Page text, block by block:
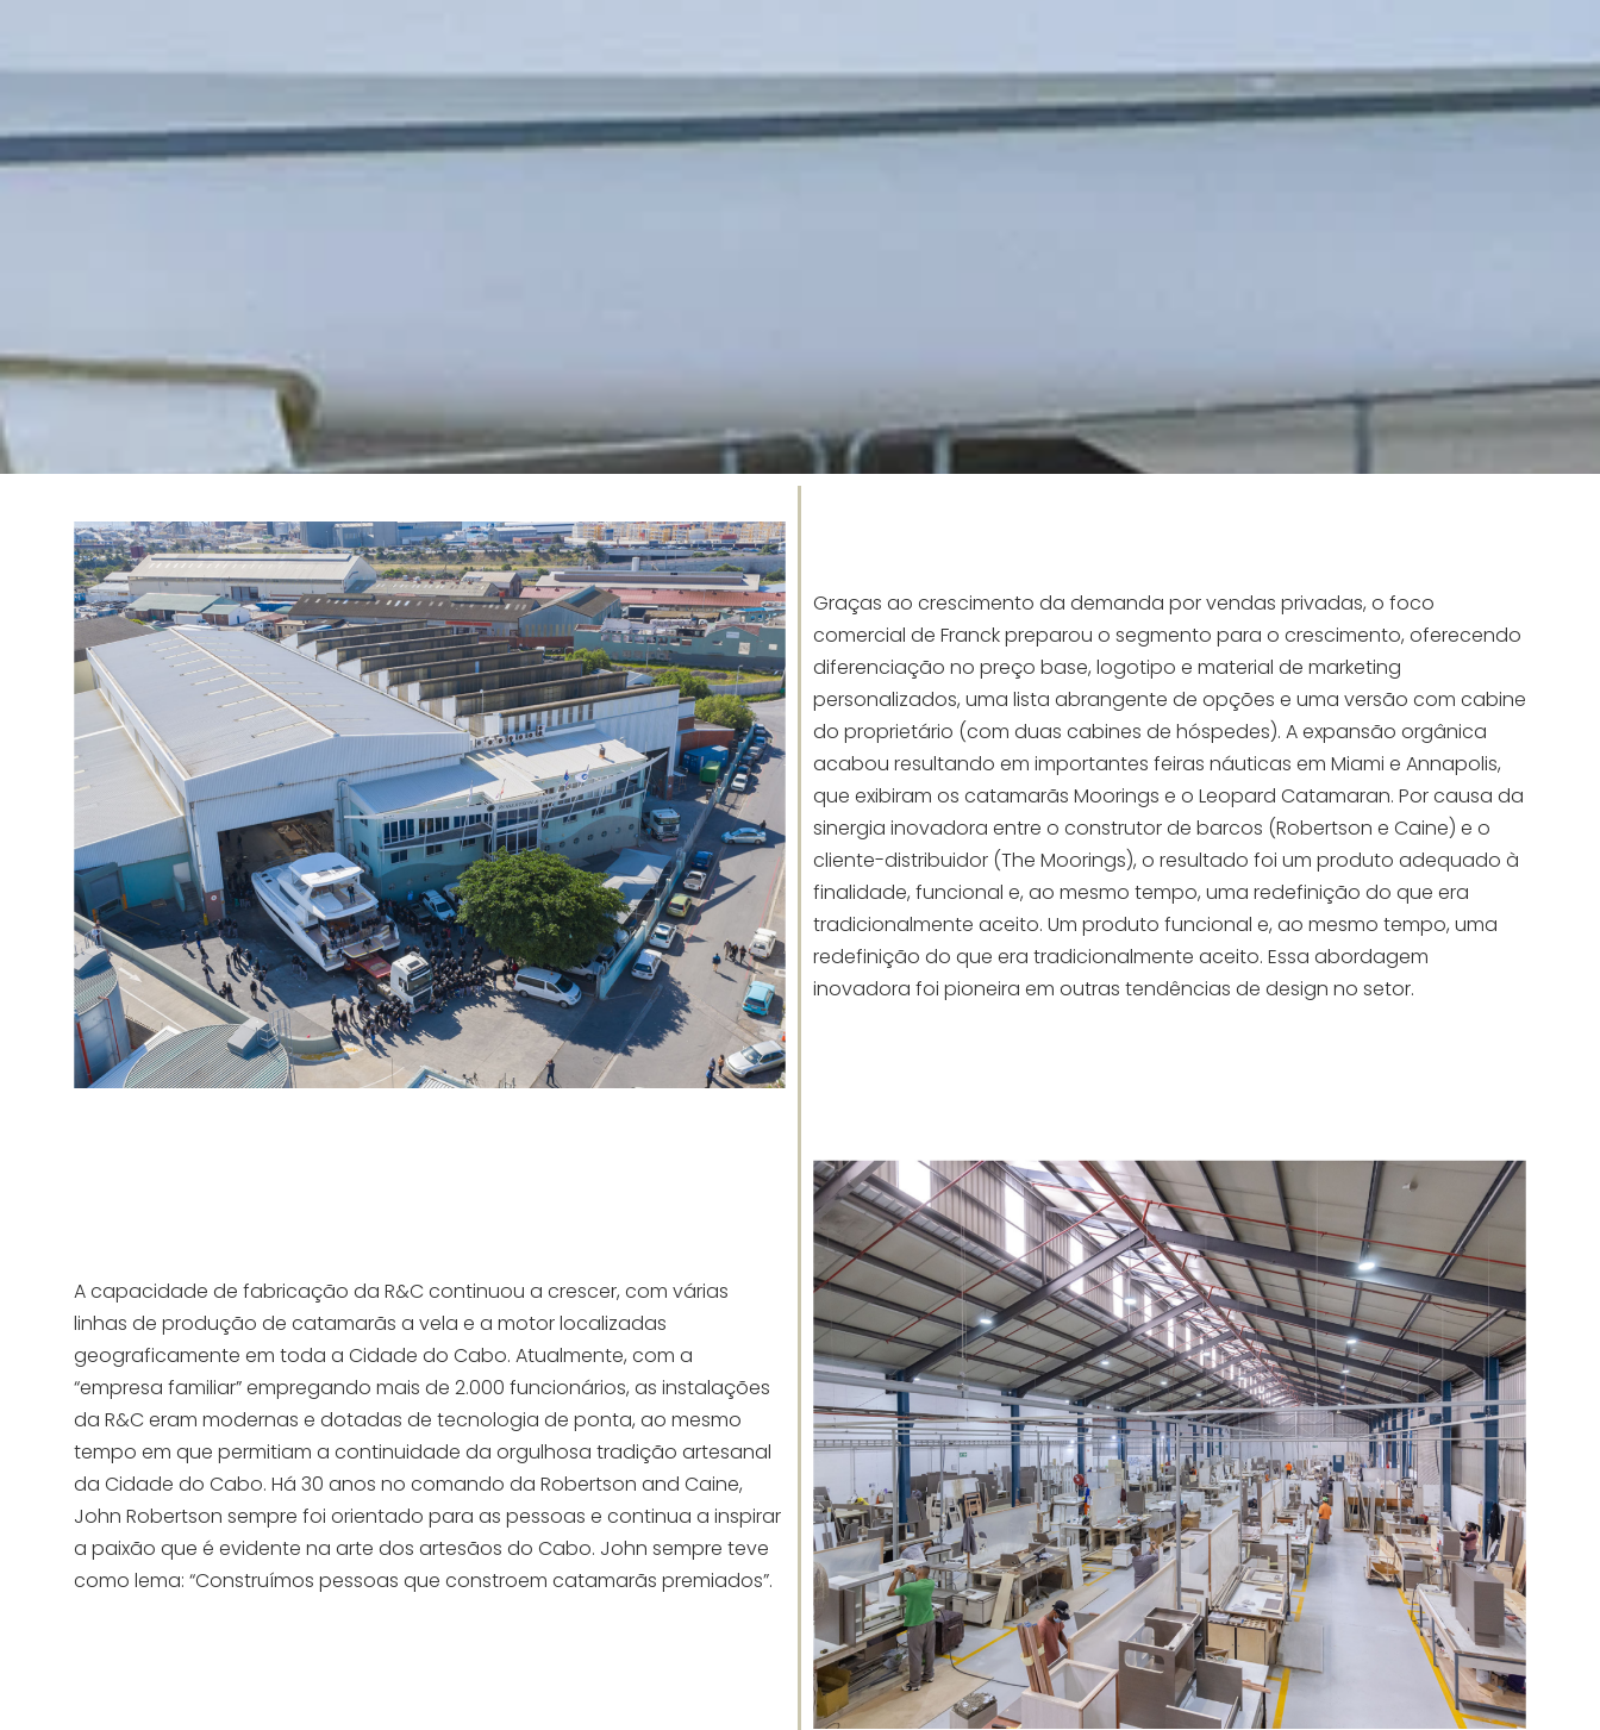
Graças ao crescimento da demanda por vendas privadas, o foco
comercial de Franck preparou o segmento para o crescimento, oferecendo
diferenciação no preço base, logotipo e material de marketing
personalizados, uma lista abrangente de opções e uma versão com cabine
do proprietário (com duas cabines de hóspedes). A expansão orgânica
acabou resultando em importantes feiras náuticas em Miami e Annapolis,
que exibiram os catamarãs Moorings e o Leopard Catamaran. Por causa da
sinergia inovadora entre o construtor de barcos (Robertson e Caine) e o
cliente-distribuidor (The Moorings), o resultado foi um produto adequado à
finalidade, funcional e, ao mesmo tempo, uma redefinição do que era
tradicionalmente aceito. Um produto funcional e, ao mesmo tempo, uma
redefinição do que era tradicionalmente aceito. Essa abordagem
inovadora foi pioneira em outras tendências de design no setor.
A capacidade de fabricação da R&C continuou a crescer, com várias
linhas de produção de catamarãs a vela e a motor localizadas
geograficamente em toda a Cidade do Cabo. Atualmente, com a
“empresa familiar” empregando mais de 2.000 funcionários, as instalações
da R&C eram modernas e dotadas de tecnologia de ponta, ao mesmo
tempo em que permitiam a continuidade da orgulhosa tradição artesanal
da Cidade do Cabo. Há 30 anos no comando da Robertson and Caine,
John Robertson sempre foi orientado para as pessoas e continua a inspirar
a paixão que é evidente na arte dos artesãos do Cabo. John sempre teve
como lema: “Construímos pessoas que constroem catamarãs premiados”.